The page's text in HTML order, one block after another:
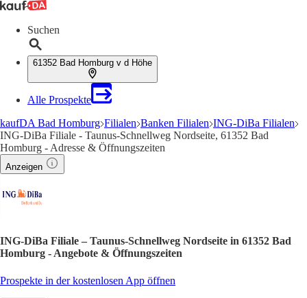
Suchen
61352 Bad Homburg v d Höhe
Alle Prospekte
kaufDA Bad Homburg Filialen Banken Filialen ING-DiBa Filialen
ING-DiBa Filiale - Taunus-Schnellweg Nordseite, 61352 Bad
Homburg - Adresse & Öffnungszeiten
Anzeigen
ING-DiBa Filiale – Taunus-Schnellweg Nordseite in 61352 Bad
Homburg - Angebote & Öffnungszeiten
Prospekte in der kostenlosen App öffnen